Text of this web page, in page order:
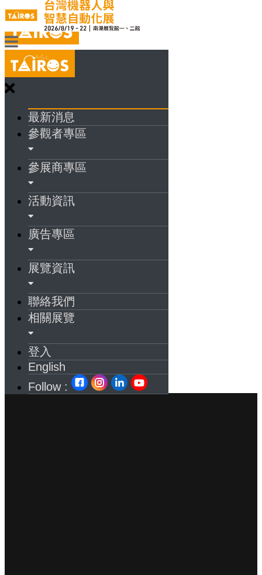
最新消息
參觀者專區
參展商專區
活動資訊
廣告專區
展覽資訊
聯絡我們
相關展覽
登入
English
Follow :